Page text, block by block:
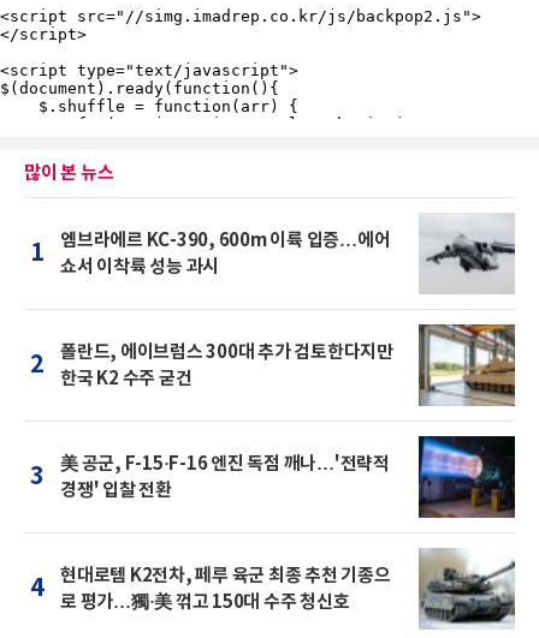
많이 본 뉴스
1
엠브라에르 KC-390, 600m 이륙 입증…에어
쇼서 이착륙 성능 과시
2
폴란드, 에이브럼스 300대 추가 검토한다지만
한국 K2 수주 굳건
3
美 공군, F-15·F-16 엔진 독점 깨나…'전략적
경쟁' 입찰 전환
4
현대로템 K2전차, 페루 육군 최종 추천 기종으
로 평가…獨·美 꺾고 150대 수주 청신호